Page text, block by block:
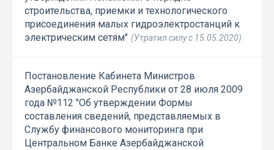
строительства, приемки и технологического
присоединения малых гидроэлектростанций к
электрическим сетям" (Утратил силу с 15.05.2020)
Постановление Кабинета Министров
Азербайджанской Республики от 28 июля 2009
года №112 "Об утверждении Формы
составления сведений, представляемых в
Службу финансового мониторинга при
Центральном Банке Азербайджанской